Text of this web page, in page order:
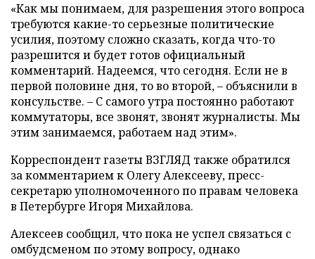
«Как мы понимаем, для разрешения этого вопроса
требуются какие-то серьезные политические
усилия, поэтому сложно сказать, когда что-то
разрешится и будет готов официальный
комментарий. Надеемся, что сегодня. Если не в
первой половине дня, то во второй, – объяснили в
консульстве. – С самого утра постоянно работают
коммутаторы, все звонят, звонят журналисты. Мы
этим занимаемся, работаем над этим».
Корреспондент газеты ВЗГЛЯД также обратился
за комментарием к Олегу Алексееву, пресс-
секретарю уполномоченного по правам человека
в Петербурге Игоря Михайлова.
Алексеев сообщил, что пока не успел связаться с
омбудсменом по этому вопросу, однако